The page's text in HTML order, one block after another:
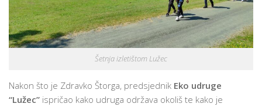
Šetnja izletištom Lužec
Nakon što je Zdravko Štorga, predsjednik Eko udruge
“Lužec” ispričao kako udruga održava okoliš te kako je